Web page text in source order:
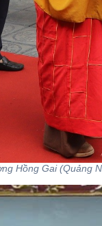
Hồng Gai (Quảng